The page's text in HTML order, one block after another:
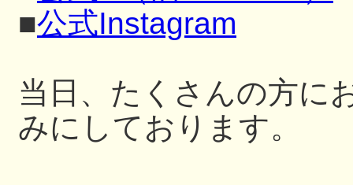
■公式Instagram
当日、たくさんの方に
みにしております。